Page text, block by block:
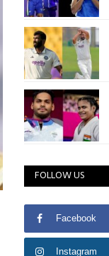
FOLLOW US
Facebook
Instagram